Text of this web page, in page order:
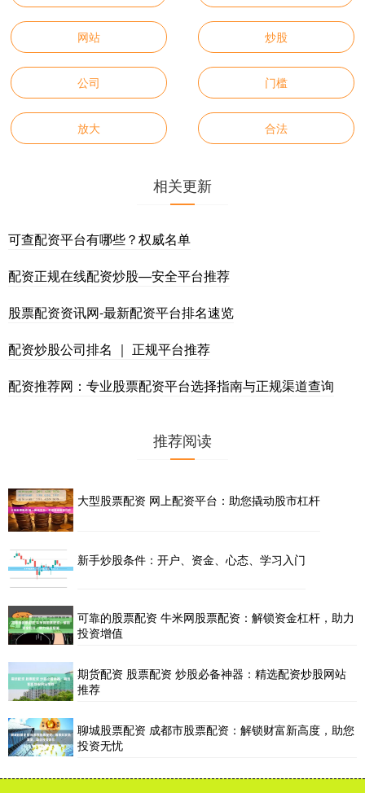
网站 炒股
公司 门槛
放大 合法
相关更新
可查配资平台有哪些？权威名单
配资正规在线配资炒股—安全平台推荐
股票配资资讯网-最新配资平台排名速览
配资炒股公司排名 ｜ 正规平台推荐
配资推荐网：专业股票配资平台选择指南与正规渠道查询
推荐阅读
大型股票配资 网上配资平台：助您撬动股市杠杆
新手炒股条件：开户、资金、心态、学习入门
可靠的股票配资 牛米网股票配资：解锁资金杠杆，助力
投资增值
期货配资 股票配资 炒股必备神器：精选配资炒股网站
推荐
聊城股票配资 成都市股票配资：解锁财富新高度，助您
投资无忧